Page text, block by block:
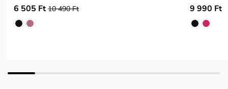
6 505 Ft 10 490 Ft 9 990 Ft